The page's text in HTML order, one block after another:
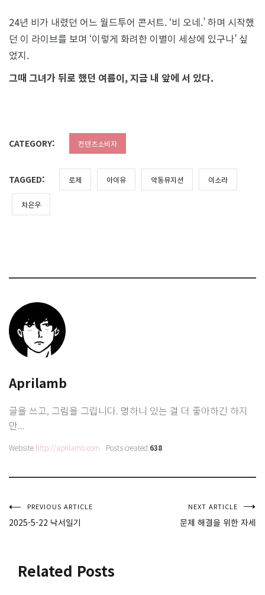
24년 비가 내렸던 어느 월드투어 콘서트. ‘비 오네.’ 하며 시작했
던 이 라이브를 보며 ‘이렇게 화려한 이별이 세상에 있구나’ 싶
었지.
그때 그녀가 뒤로 했던 여름이, 지금 내 앞에 서 있다.
CATEGORY: 컨텐츠소비자
TAGGED: 로제 아이유 악동뮤지션 이소라
차은우
Aprilamb
글을 쓰고, 그림을 그립니다. 멍하니 있는 걸 더 좋아하긴 하지
만...
Website http://aprilamb.com Posts created 638
글
색
PREVIOUS ARTICLE
2025-5-22 낙서일기
NEXT ARTICLE
문제 해결을 위한 자세
Related Posts